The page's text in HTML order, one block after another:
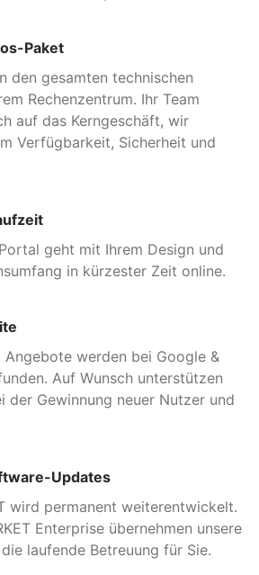
für eine noch schnellere
Kontingente an und
in Ihre Händler durch ein
das an den Anzeigen und in
oder Teile davon
Verfügung gestellt werden, um
zu integrieren oder
Paket
den gesamten technischen
Rechenzentrum. Ihr Team
auf das Kerngeschäft, wir
Verfügbarkeit, Sicherheit und
geht mit Ihrem Design und
in kürzester Zeit online.
Angebote werden bei Google &
Auf Wunsch unterstützen
der Gewinnung neuer Nutzer und
Updates
wird permanent weiterentwickelt.
Enterprise übernehmen unsere
laufende Betreuung für Sie.